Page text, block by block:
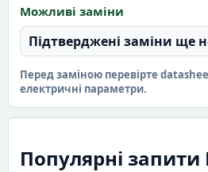
Можливі заміни
Підтверджені заміни ще
Перед заміною перевірте
електричні параметри.
Популярні запити